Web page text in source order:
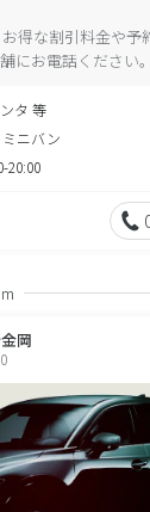
得な割引料金や予
にお電話ください。
タ 等
ミニバン
20:00
岡